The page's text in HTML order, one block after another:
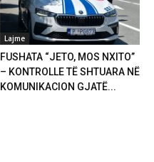
Lajme
FUSHATA “JETO, MOS NXITO”
– KONTROLLE TË SHTUARA NË
KOMUNIKACION GJATË...